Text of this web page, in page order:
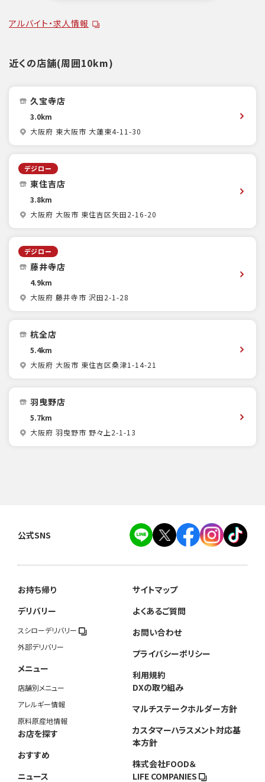
アルバイト・求人情報
近くの店舗(周囲10km)
久宝寺店
3.0km
大阪府 東大阪市 大蓮東4-11-30
デジロー
東住吉店
3.8km
大阪府 大阪市 東住吉区矢田2-16-20
デジロー
藤井寺店
4.9km
大阪府 藤井寺市 沢田2-1-28
杭全店
5.4km
大阪府 大阪市 東住吉区桑津1-14-21
羽曳野店
5.7km
大阪府 羽曳野市 野々上2-1-13
公式SNS
お持ち帰り
デリバリー
スシローデリバリー
外部デリバリー
メニュー
店舗別メニュー
アレルギー情報
原料原産地情報
お店を探す
おすすめ
ニュース
サイトマップ
よくあるご質問
お問い合わせ
プライバシーポリシー
利用規約
DXの取り組み
マルチステークホルダー方針
カスタマーハラスメント対応基
本方針
株式会社FOOD＆
LIFE COMPANIES